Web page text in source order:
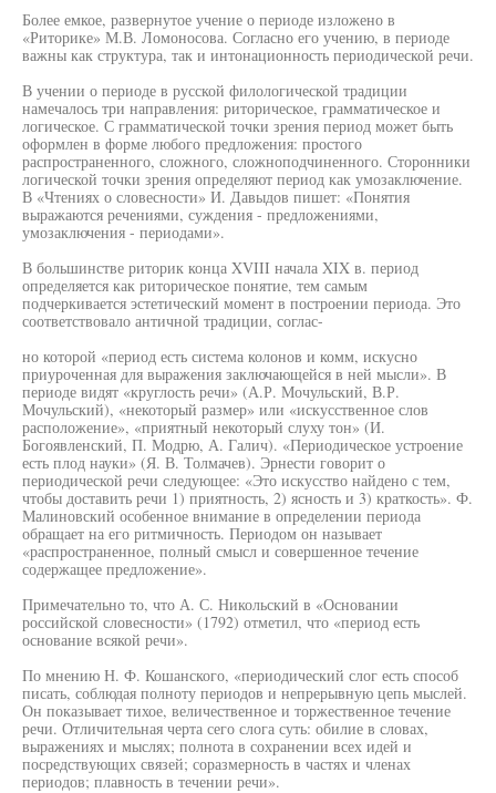
Более емкое, развернутое учение о периоде изложено в
«Риторике» М.В. Ломоносова. Согласно его учению, в периоде
важны как структура, так и интонационность периодической речи.
В учении о периоде в русской филологической традиции
намечалось три направления: риторическое, грамматическое и
логическое. С грамматической точки зрения период может быть
оформлен в форме любого предложения: простого
распространенного, сложного, сложноподчиненного. Сторонники
логической точки зрения определяют период как умозаключение.
В «Чтениях о словесности» И. Давыдов пишет: «Понятия
выражаются речениями, суждения - предложениями,
умозаключения - периодами».
В большинстве риторик конца XVIII начала XIX в. период
определяется как риторическое понятие, тем самым
подчеркивается эстетический момент в построении периода. Это
соответствовало античной традиции, соглас-
но которой «период есть система колонов и комм, искусно
приуроченная для выражения заключающейся в ней мысли». В
периоде видят «круглость речи» (А.Р. Мочульский, В.Р.
Мочульский), «некоторый размер» или «искусственное слов
расположение», «приятный некоторый слуху тон» (И.
Богоявленский, П. Модрю, А. Галич). «Периодическое устроение
есть плод науки» (Я. В. Толмачев). Эрнести говорит о
периодической речи следующее: «Это искусство найдено с тем,
чтобы доставить речи 1) приятность, 2) ясность и 3) краткость». Ф.
Малиновский особенное внимание в определении периода
обращает на его ритмичность. Периодом он называет
«распространенное, полный смысл и совершенное течение
содержащее предложение».
Примечательно то, что А. С. Никольский в «Основании
российской словесности» (1792) отметил, что «период есть
основание всякой речи».
По мнению Н. Ф. Кошанского, «периодический слог есть способ
писать, соблюдая полноту периодов и непрерывную цепь мыслей.
Он показывает тихое, величественное и торжественное течение
речи. Отличительная черта сего слога суть: обилие в словах,
выражениях и мыслях; полнота в сохранении всех идей и
посредствующих связей; соразмерность в частях и членах
периодов; плавность в течении речи».